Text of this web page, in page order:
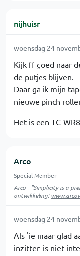
nijhuisr
woensdag 24
Kijk ff goed naar
de putjes blijven.
Daar ga ik mijn
nieuwe pinch
Het is een TC-
Arco
Special Member
Arco - "Simplicity is a
ontwikkeling:
woensdag 24
Als 'ie maar glad
inzitten is niet